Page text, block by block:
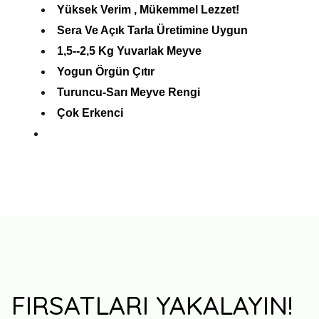
Yüksek Verim , Mükemmel Lezzet!
Sera Ve Açık Tarla Üretimine Uygun
1,5--2,5 Kg Yuvarlak Meyve
Yogun Örgün Çıtır
Turuncu-Sarı Meyve Rengi
Çok Erkenci
FIRSATLARI YAKALAYIN!